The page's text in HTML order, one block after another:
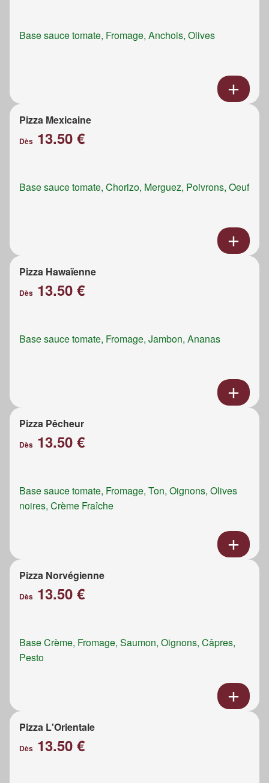
Base sauce tomate, Fromage, Anchois, Olives
Pizza Mexicaine
Dès 13.50 €
Base sauce tomate, Chorizo, Merguez, Poivrons, Oeuf
Pizza Hawaïenne
Dès 13.50 €
Base sauce tomate, Fromage, Jambon, Ananas
Pizza Pêcheur
Dès 13.50 €
Base sauce tomate, Fromage, Ton, Oignons, Olives
noires, Crème Fraîche
Pizza Norvégienne
Dès 13.50 €
Base Crème, Fromage, Saumon, Oignons, Câpres,
Pesto
Pizza L'Orientale
Dès 13.50 €